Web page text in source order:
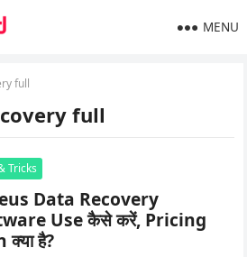
MENU
full
full
Tricks
Data Recovery
Use कैसे करें, Pricing
क्या है?